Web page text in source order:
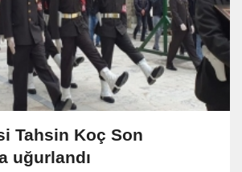
Tahsin Koç Son
uğurlandı